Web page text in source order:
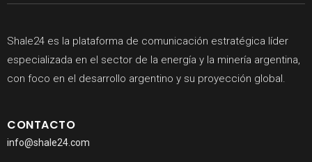
Shale24 es la plataforma de comunicación estratégica líder
especializada en el sector de la energía y la minería argentina,
con foco en el desarrollo argentino y su proyección global.
CONTACTO
info@shale24.com